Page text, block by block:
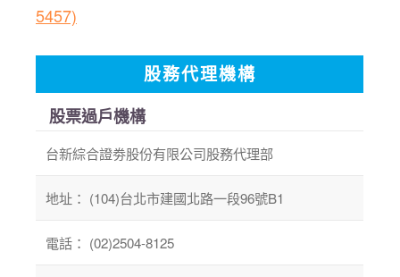
5457)
股務代理機構
股票過戶機構
台新綜合證劵股份有限公司股務代理部
地址： (104)台北市建國北路一段96號B1
電話： (02)2504-8125